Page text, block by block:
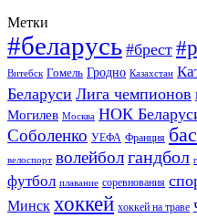
Метки
#беларусь #брест
Витебск Гомель Гродно Казахстан
Беларуси Лига чемпионов
Могилев Москва НОК
Соболенко УЕФА Франция
велоспорт волейболгандбол
футбол плавание соревнования
Минск хоккей хоккей на траве